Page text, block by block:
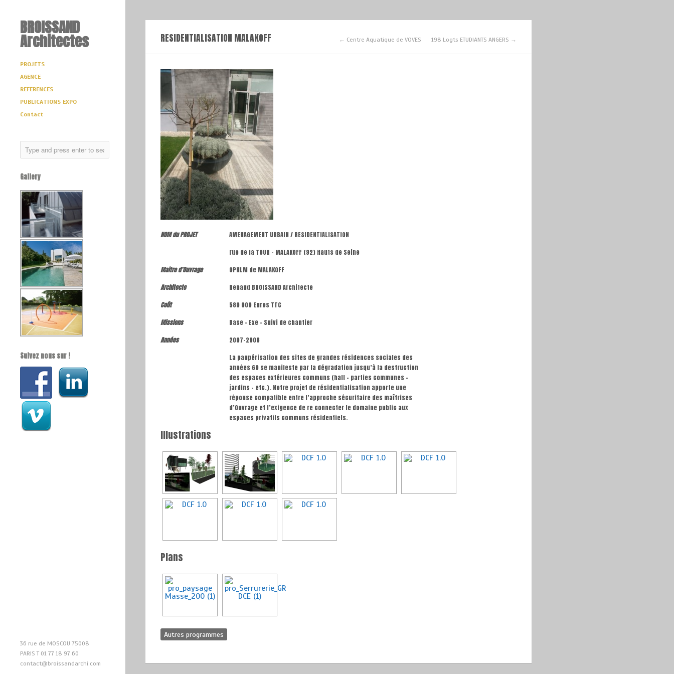
BROISSAND
Architectes
PROJETS
AGENCE
REFERENCES
PUBLICATIONS EXPO
Contact
Gallery
Suivez nous sur !
RESIDENTIALISATION MALAKOFF ← Centre Aquatique de VOVES 198 Logts ETUDIANTS ANGERS →
NOM du PROJET
AMENAGEMENT URBAIN / RESIDENTIALISATION
rue de la TOUR – MALAKOFF (92) Hauts de Seine
Maitre d’Ouvrage
OPHLM de MALAKOFF
Architecte
Renaud BROISSAND Architecte
Coût
580 000 Euros TTC
Missions
Base – Exe – Suivi de chantier
Années
2007-2008
La paupérisation des sites de grandes résidences sociales des
années 60 se manifeste par la dégradation jusqu’à la destruction
des espaces extérieures communs (hall – parties communes –
jardins – etc.). Notre projet de résidentialisation apporte une
réponse compatible entre l’approche sécuritaire des maîtrises
d’Ouvrage et l’exigence de re connecter le domaine public aux
espaces privatifs communs résidentiels.
Illustrations
Plans
Autres programmes
36 rue de MOSCOU 75008
PARIS T 01 77 18 97 60
contact@broissandarchi.com